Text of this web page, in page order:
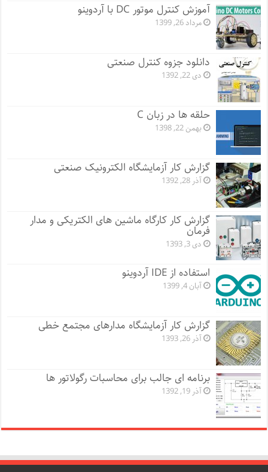
آموزش کنترل موتور DC با آردوینو
مرداد 26, 1399
دانلود جزوه کنترل صنعتی
دی 22, 1392
حلقه ها در زبان C
بهمن 22, 1398
گزارش کار آزمایشگاه الکترونیک صنعتی
آذر 28, 1392
گزارش کار کارگاه ماشین های الکتریکی و مدار
فرمان
دی 3, 1393
استفاده از IDE آردوینو
آبان 4, 1399
گزارش کار آزمایشگاه مدارهای مجتمع خطی
آذر 26, 1393
برنامه ای جالب برای محاسبات رگولاتور ها
آذر 19, 1392